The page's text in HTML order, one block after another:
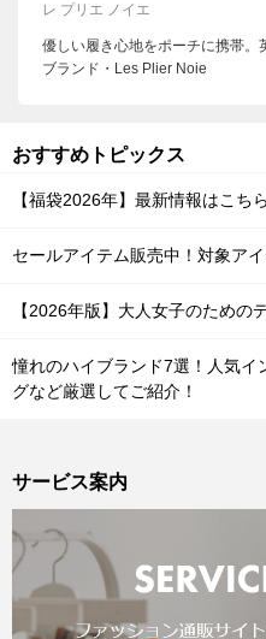
レ プリエ ノイエ
優しい履き心地をポーチに携帯
ブランド・Les Plier Noie
おすすめトピックス
【福袋2026年】最新情報はこち
セールアイテム販売中！対象ア
【2026年版】大人女子のための
憧れのハイブランド7選！人気イ
グなど厳選してご紹介！
サービス案内